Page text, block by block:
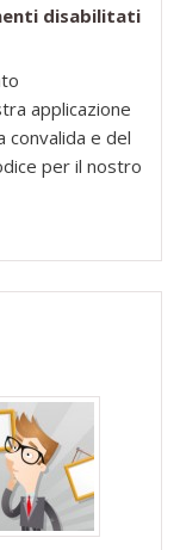
disabilitatisu
applicazione
convalida e del
per il nostro